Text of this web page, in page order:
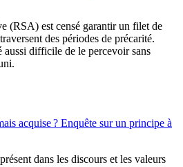
(RSA) est censé garantir un filet de
des périodes de précarité.
aussi difficile de le percevoir sans
acquise ? Enquête sur un principe à
dans les discours et les valeurs